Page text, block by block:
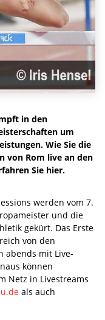
in den
um
Wie Sie die
von Rom live an den
Sie hier.
werden vom 7.
und die
gekürt. Das Erste
von den
abends mit Live-
können
Netz in Livestreams
als auch